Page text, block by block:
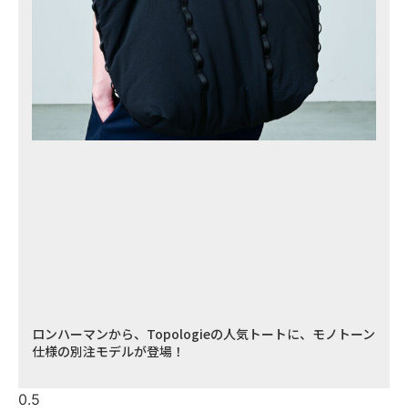
ロンハーマンから、Topologieの人気トートに、モノトーン
仕様の別注モデルが登場！